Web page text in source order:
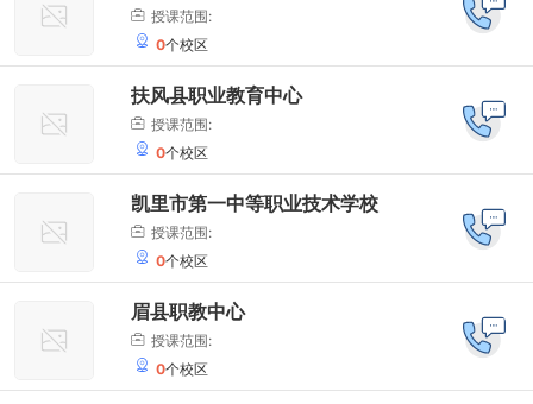
授课范围:
0个校区
扶风县职业教育中心
授课范围:
0个校区
凯里市第一中等职业技术学校
授课范围:
0个校区
眉县职教中心
授课范围:
0个校区